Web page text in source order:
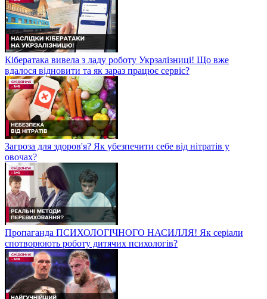
Кібератака вивела з ладу роботу Укрзалізниці! Що вже
вдалося відновити та як зараз працює сервіс?
Загроза для здоров'я? Як убезпечити себе від нітратів у
овочах?
Пропаганда ПСИХОЛОГІЧНОГО НАСИЛЛЯ! Як серіали
спотворюють роботу дитячих психологів?